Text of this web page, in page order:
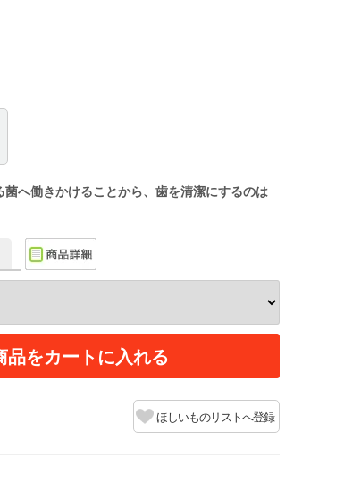
へ働きかけることから、歯を清潔にするのは
品をカートに入れる
ほしいものリストへ登録